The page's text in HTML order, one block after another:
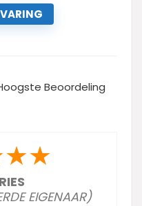
Beoordeling
★★
EIGENAAR)